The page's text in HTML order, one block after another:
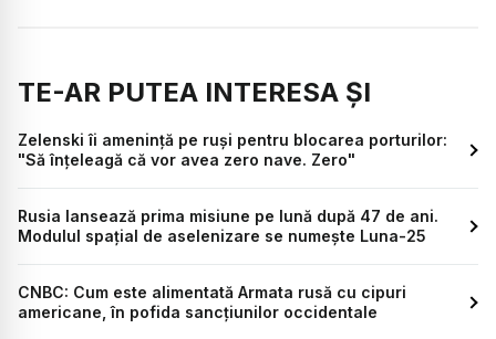
TE-AR PUTEA INTERESA ȘI
Zelenski îi amenință pe ruși pentru blocarea porturilor:
"Să înţeleagă că vor avea zero nave. Zero"
Rusia lansează prima misiune pe lună după 47 de ani.
Modulul spațial de aselenizare se numește Luna-25
CNBC: Cum este alimentată Armata rusă cu cipuri
americane, în pofida sancţiunilor occidentale